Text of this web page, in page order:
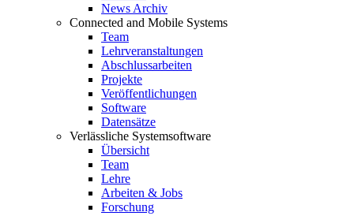
News Archiv
Connected and Mobile Systems
Team
Lehrveranstaltungen
Abschlussarbeiten
Projekte
Veröffentlichungen
Software
Datensätze
Verlässliche Systemsoftware
Übersicht
Team
Lehre
Arbeiten & Jobs
Forschung